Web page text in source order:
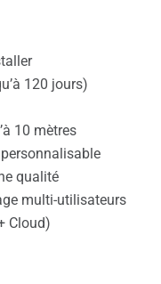
120 jours)
10 mètres
qualité
multi-utilisateurs
Cloud)